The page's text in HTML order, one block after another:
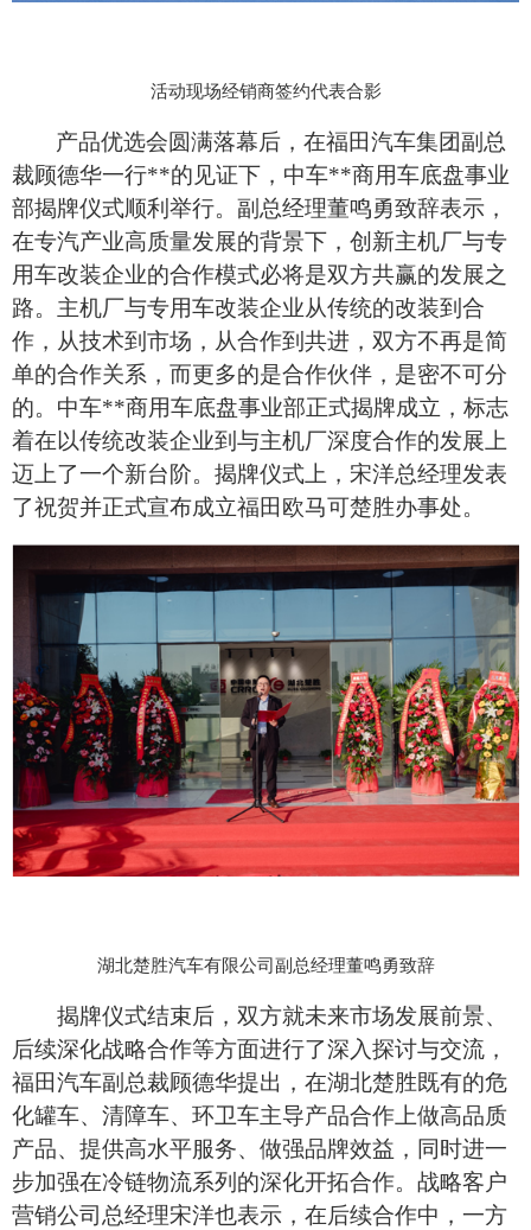
活动现场经销商签约代表合影
产品优选会圆满落幕后，在福田汽车集团副总
裁顾德华一行**的见证下，中车**商用车底盘事业
部揭牌仪式顺利举行。副总经理董鸣勇致辞表示，
在专汽产业高质量发展的背景下，创新主机厂与专
用车改装企业的合作模式必将是双方共赢的发展之
路。主机厂与专用车改装企业从传统的改装到合
作，从技术到市场，从合作到共进，双方不再是简
单的合作关系，而更多的是合作伙伴，是密不可分
的。中车**商用车底盘事业部正式揭牌成立，标志
着在以传统改装企业到与主机厂深度合作的发展上
迈上了一个新台阶。揭牌仪式上，宋洋总经理发表
了祝贺并正式宣布成立福田欧马可楚胜办事处。
湖北楚胜汽车有限公司副总经理董鸣勇致辞
揭牌仪式结束后，双方就未来市场发展前景、
后续深化战略合作等方面进行了深入探讨与交流，
福田汽车副总裁顾德华提出，在湖北楚胜既有的危
化罐车、清障车、环卫车主导产品合作上做高品质
产品、提供高水平服务、做强品牌效益，同时进一
步加强在冷链物流系列的深化开拓合作。战略客户
营销公司总经理宋洋也表示，在后续合作中，一方